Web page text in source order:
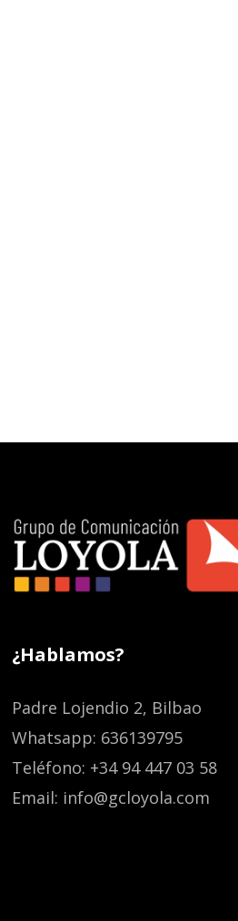
¿Hablamos?
Padre Lojendio 2, Bilbao
Whatsapp: 636139795
Teléfono: +34 94 447 03 58
Email: info@gcloyola.com